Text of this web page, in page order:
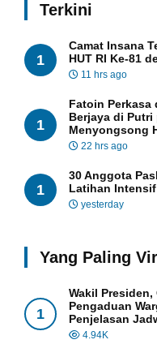
Terkini
1
Camat Insana
HUT RI Ke-81
11 hrs ago
1
Fatoin Perkasa
Berjaya di Putri
Menyongsong
22 hrs ago
1
30 Anggota
Latihan Intensif
yesterday
Yang Paling
1
Wakil
Pengaduan
Penjelasan
4.94K